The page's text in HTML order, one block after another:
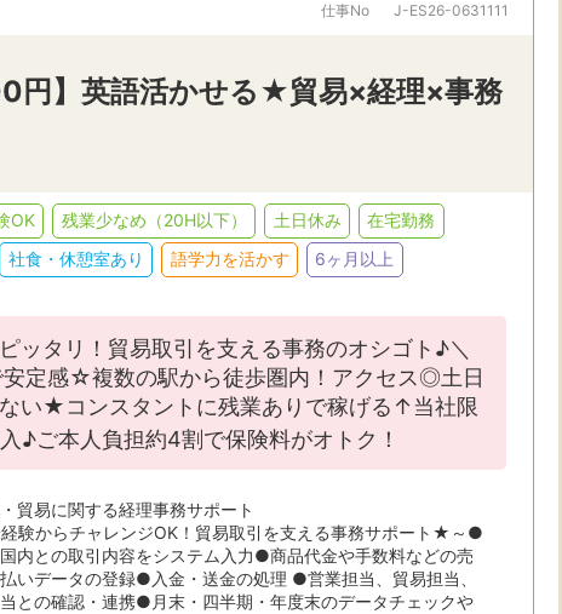
・駅・路線から探す
ら検索
仕事No J-ES26-0631111
円】英語活かせる★貿易×経理×事務
OK 残業少なめ（20H以下） 土日休み
在宅勤務
社食・休憩室あり 語学力を活かす 6ヶ月以上
ッタリ！貿易取引を支える事務のオシゴト♪＼
定感☆複数の駅から徒歩圏内！アクセス◎土日
い★コンスタントに残業ありで稼げる↑当社限
♪ご本人負担約4割で保険料がオトク！
貿易に関する経理事務サポート
験からチャレンジOK！貿易取引を支える事務サポート★～●
内との取引内容をシステム入力●商品代金や手数料などの売
いデータの登録●入金・送金の処理 ●営業担当、貿易担当、
との確認・連携●月末・四半期・年度末のデータチェックや